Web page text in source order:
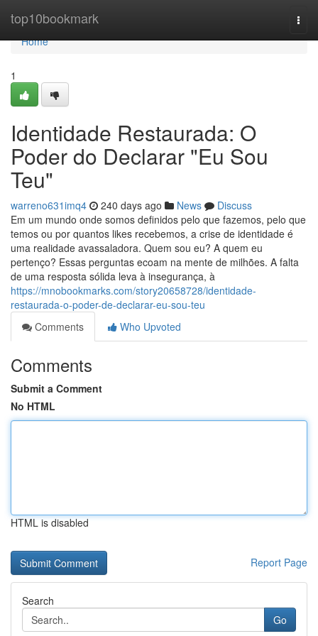
top10bookmark
Home
Home
1
Identidade Restaurada: O
Poder do Declarar "Eu Sou
Teu"
warreno631imq4 240 days ago News
Discuss
Em um mundo onde somos definidos pelo que fazemos, pelo que
temos ou por quantos likes recebemos, a crise de identidade é
uma realidade avassaladora. Quem sou eu? A quem eu
pertenço? Essas perguntas ecoam na mente de milhões. A falta
de uma resposta sólida leva à insegurança, à
https://mnobookmarks.com/story20658728/identidade-
restaurada-o-poder-de-declarar-eu-sou-teu
Comments
Who Upvoted
Comments
Submit a Comment
No HTML
HTML is disabled
Report Page
Search
Go